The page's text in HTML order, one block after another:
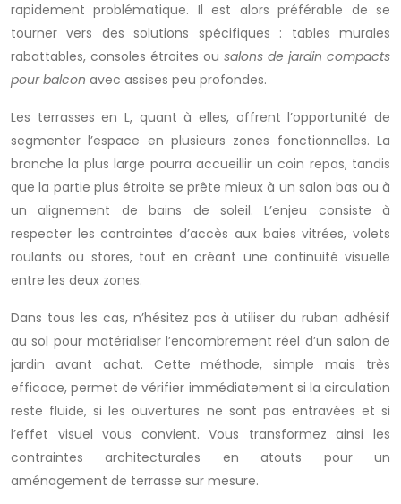
rapidement problématique. Il est alors préférable de se
tourner vers des solutions spécifiques : tables murales
rabattables, consoles étroites ou salons de jardin compacts
pour balcon avec assises peu profondes.
Les terrasses en L, quant à elles, offrent l’opportunité de
segmenter l’espace en plusieurs zones fonctionnelles. La
branche la plus large pourra accueillir un coin repas, tandis
que la partie plus étroite se prête mieux à un salon bas ou à
un alignement de bains de soleil. L’enjeu consiste à
respecter les contraintes d’accès aux baies vitrées, volets
roulants ou stores, tout en créant une continuité visuelle
entre les deux zones.
Dans tous les cas, n’hésitez pas à utiliser du ruban adhésif
au sol pour matérialiser l’encombrement réel d’un salon de
jardin avant achat. Cette méthode, simple mais très
efficace, permet de vérifier immédiatement si la circulation
reste fluide, si les ouvertures ne sont pas entravées et si
l’effet visuel vous convient. Vous transformez ainsi les
contraintes architecturales en atouts pour un
aménagement de terrasse sur mesure.